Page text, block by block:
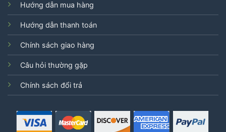
Hướng dẫn mua hàng
Hướng dẫn thanh toán
Chính sách giao hàng
Câu hỏi thường gặp
Chính sách đổi trả